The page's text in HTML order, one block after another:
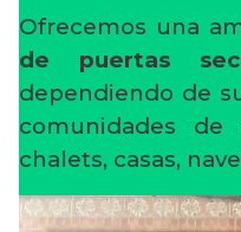
Ofrecemos una
de puertas
dependiendo de
comunidades de
chalets, casas,